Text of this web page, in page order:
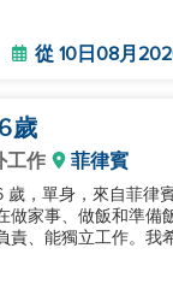
從 10日08月
歲
工作 菲律賓
歲，單身，來自菲律
做家事、做飯和準備
責、能獨立工作。我